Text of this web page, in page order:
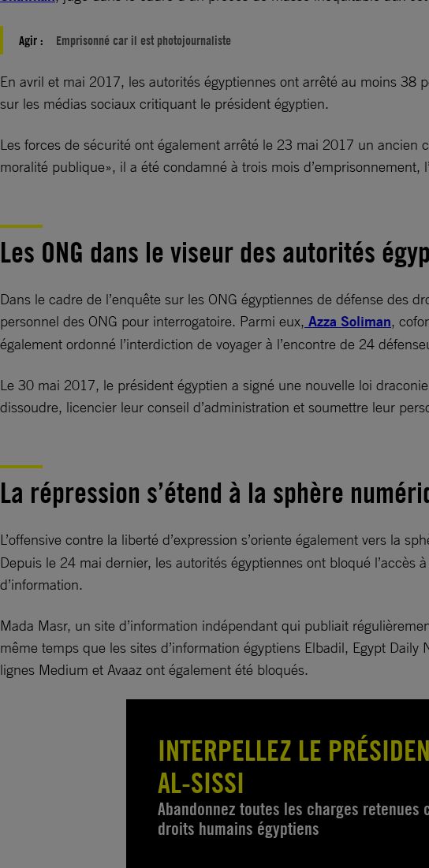
Agir : Emprisonné car il est photojournaliste
En avril et mai 2017, les autorités égyptiennes ont arrêté au moins 38
sur les médias sociaux critiquant le président égyptien.
Les forces de sécurité ont également arrêté le 23 mai 2017 un ancien
moralité publique», il a été condamné à trois mois
Les ONG dans le viseur des autorités
Dans le cadre de l’enquête sur les ONG égyptiennes de défense des
personnel des ONG pour interrogatoire. Parmi eux, Azza Soliman,
également ordonné l’interdiction de voyager à l’encontre de 24
Le 30 mai 2017, le président égyptien a signé une nouvelle loi
dissoudre, licencier leur conseil d’administration et soumettre leur
La répression s’étend à la sphère
L’offensive contre la liberté d’expression s’oriente également vers la
Depuis le 24 mai dernier, les autorités égyptiennes ont bloqué l’accès
d’information.
Mada Masr, un site d’information indépendant qui publiait
même temps que les sites d’information égyptiens Elbadil, Egypt
lignes Medium et Avaaz ont également été bloqués.
INTERPELLEZ LE
AL-SISSI
Abandonnez toutes les charges retenues
droits humains égyptiens